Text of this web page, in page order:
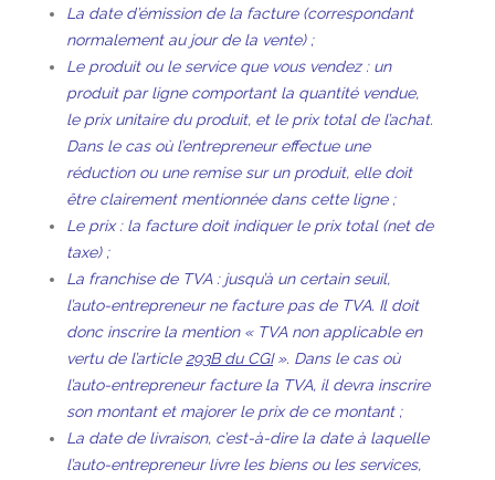
La date d’émission de la facture (correspondant
normalement au jour de la vente) ;
Le produit ou le service que vous vendez : un
produit par ligne comportant la quantité vendue,
le prix unitaire du produit, et le prix total de l’achat.
Dans le cas où l’entrepreneur effectue une
réduction ou une remise sur un produit, elle doit
être clairement mentionnée dans cette ligne ;
Le prix : la facture doit indiquer le prix total (net de
taxe) ;
La franchise de TVA : jusqu’à un certain seuil,
l’auto-entrepreneur ne facture pas de TVA. Il doit
donc inscrire la mention « TVA non applicable en
vertu de l’article 293B du CGI». Dans le cas où
l’auto-entrepreneur facture la TVA, il devra inscrire
son montant et majorer le prix de ce montant ;
La date de livraison, c’est-à-dire la date à laquelle
l’auto-entrepreneur livre les biens ou les services,